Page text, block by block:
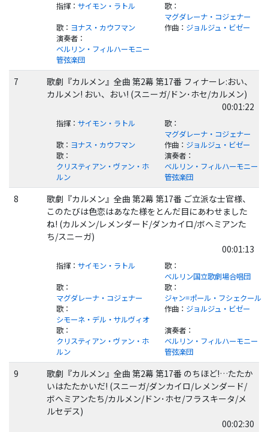
指揮： サイモン・ラトル 歌：
マグダレーナ・コジェナー
歌： ヨナス・カウフマン 作曲： ジョルジュ・ビゼー
演奏者：
ベルリン・フィルハーモニー
管弦楽団
7
歌劇『カルメン』全曲 第2幕 第17番 フィナーレ:おい、
カルメン! おい、おい! (スニーガ/ドン･ホセ/カルメン)
00:01:22
指揮： サイモン・ラトル 歌：
マグダレーナ・コジェナー
歌： ヨナス・カウフマン 作曲： ジョルジュ・ビゼー
歌：
クリスティアン・ヴァン・ホ
ルン
演奏者：
ベルリン・フィルハーモニー
管弦楽団
8
歌劇『カルメン』全曲 第2幕 第17番 ご立派な士官様、
このたびは色恋はあなた様をとんだ目にあわせました
ね! (カルメン/レメンダード/ダンカイロ/ボヘミアンた
ち/スニーガ)
00:01:13
指揮： サイモン・ラトル 歌：
ベルリン国立歌劇場合唱団
歌：
マグダレーナ・コジェナー
歌：
ジャン=ポール・フシェクール
歌：
シモーネ・デル・サルヴィオ
作曲： ジョルジュ・ビゼー
歌：
クリスティアン・ヴァン・ホ
ルン
演奏者：
ベルリン・フィルハーモニー
管弦楽団
9
歌劇『カルメン』全曲 第2幕 第17番 のちほど!…たたか
いはたたかいだ! (スニーガ/ダンカイロ/レメンダード/
ボヘミアンたち/カルメン/ドン･ホセ/フラスキータ/メ
ルセデス)
00:02:30